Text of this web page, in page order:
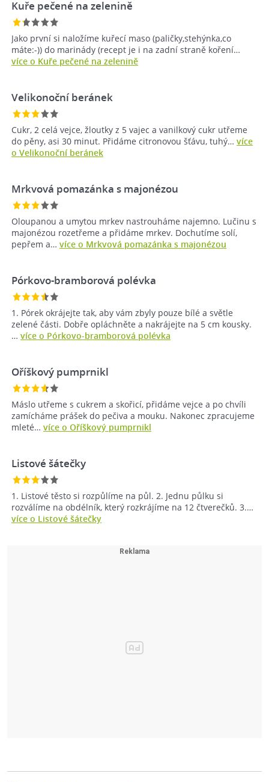
Kuře pečené na zelenině
Jako první si naložíme kuřecí maso (paličky,stehýnka,co
máte:-)) do marinády (recept je i na zadní straně koření…
více o Kuře pečené na zelenině
Velikonoční beránek
Cukr, 2 celá vejce, žloutky z 5 vajec a vanilkový cukr utřeme
do pěny, asi 30 minut. Přidáme citronovou šťávu, tuhý… více
o Velikonoční beránek
Mrkvová pomazánka s majonézou
Oloupanou a umytou mrkev nastrouháme najemno. Lučinu s
majonézou rozetřeme a přidáme mrkev. Dochutíme solí,
pepřem a… více o Mrkvová pomazánka s majonézou
Pórkovo-bramborová polévka
1. Pórek okrájejte tak, aby vám zbyly pouze bílé a světle
zelené části. Dobře opláchněte a nakrájejte na 5 cm kousky.
… více o Pórkovo-bramborová polévka
Oříškový pumprnikl
Máslo utřeme s cukrem a skořicí, přidáme vejce a po chvíli
zamícháme prášek do pečiva a mouku. Nakonec zpracujeme
mleté… více o Oříškový pumprnikl
Listové šátečky
1. Listové těsto si rozpůlíme na půl. 2. Jednu půlku si
rozválíme na obdélník, který rozkrájíme na 12 čtverečků. 3.…
více o Listové šátečky